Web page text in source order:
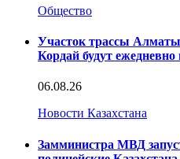
Общество
Участок трассы
Кордай будут
06.08.26
Новости Казахстана
Замминистра МВД